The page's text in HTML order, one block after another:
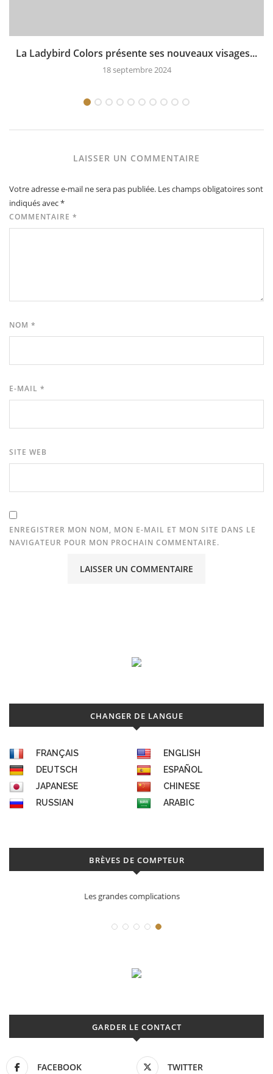
La Ladybird Colors présente ses nouveaux visages...
18 septembre 2024
LAISSER UN COMMENTAIRE
Votre adresse e-mail ne sera pas publiée. Les champs obligatoires sont
indiqués avec*
COMMENTAIRE *
NOM *
E-MAIL *
SITE WEB
ENREGISTRER MON NOM, MON E-MAIL ET MON SITE DANS LE
NAVIGATEUR POUR MON PROCHAIN COMMENTAIRE.
CHANGER DE LANGUE
FRANÇAIS
ENGLISH
DEUTSCH
ESPAÑOL
JAPANESE
CHINESE
RUSSIAN
ARABIC
BRÈVES DE COMPTEUR
Déconstruction Parmigiani Fleurier
GARDER LE CONTACT
FACEBOOK TWITTER